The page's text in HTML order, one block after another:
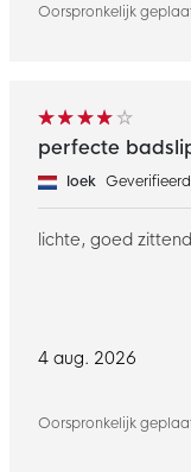
Oorspronkelijk
4 aug. 2026
Oorspronkelijk
perfecte
loek
lichte, goed